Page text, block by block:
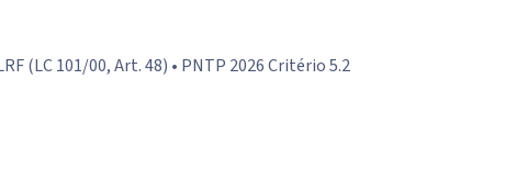
(LC 101/00, Art. 48) • PNTP 2026 Critério 5.2